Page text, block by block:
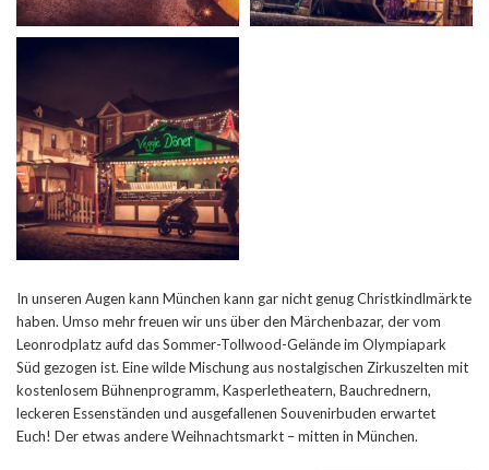
In unseren Augen kann München kann gar nicht genug Christkindlmärkte
haben. Umso mehr freuen wir uns über den Märchenbazar, der vom
Leonrodplatz aufd das Sommer-Tollwood-Gelände im Olympiapark
Süd gezogen ist. Eine wilde Mischung aus nostalgischen Zirkuszelten mit
kostenlosem Bühnenprogramm, Kasperletheatern, Bauchrednern,
leckeren Essenständen und ausgefallenen Souvenirbuden erwartet
Euch! Der etwas andere Weihnachtsmarkt – mitten in München.